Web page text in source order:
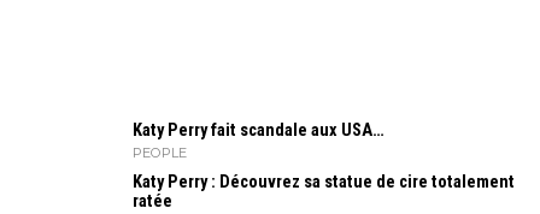
Katy Perry fait scandale aux USA…
PEOPLE
Katy Perry : Découvrez sa statue de cire totalement
ratée